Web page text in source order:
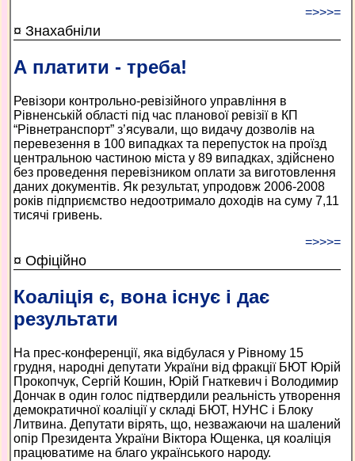
=>>>=
¤ Знахабніли
А платити - треба!
Ревізори контрольно-ревізійного управління в
Рівненській області під час планової ревізії в КП
“Рівнетранспорт” з’ясували, що видачу дозволів на
перевезення в 100 випадках та перепусток на проїзд
центральною частиною міста у 89 випадках, здійснено
без проведення перевізником оплати за виготовлення
даних документів. Як результат, упродовж 2006-2008
років підприємство недоотримало доходів на суму 7,11
тисячі гривень.
=>>>=
¤ Офіційно
Коаліція є, вона існує і дає
результати
На прес-конференції, яка відбулася у Рівному 15
грудня, народні депутати України від фракції БЮТ Юрій
Прокопчук, Сергій Кошин, Юрій Гнаткевич і Володимир
Дончак в один голос підтвердили реальність утворення
демократичної коаліції у складі БЮТ, НУНС і Блоку
Литвина. Депутати вірять, що, незважаючи на шалений
опір Президента України Віктора Ющенка, ця коаліція
працюватиме на благо українського народу.